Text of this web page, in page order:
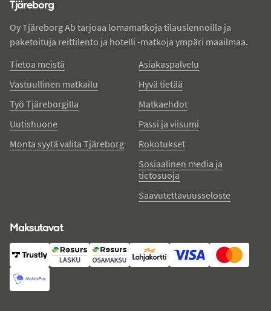
Tjäreborg
Oy Tjäreborg Ab tarjoaa lomamatkoja tilauslennoilla ja
paketoituja reittilento ja hotelli -matkoja ympäri maailmaa.
Tietoa meistä
Vastuullinen matkailu
Työ Tjäreborgilla
Uutishuone
Monta syytä valita Tjäreborg
Asiakaspalvelu
Hyvä tietää
Matkaehdot
Passi ja viisumi
Rokotukset
Sosiaalinen media ja
tietosuoja
Saavutettavuusseloste
Maksutavat